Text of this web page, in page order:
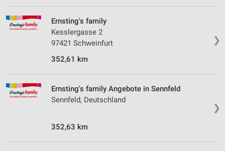
❯
Ernsting's family
Kesslergasse 2
97421 Schweinfurt
352,61 km
❯
Ernsting's family Angebote in Sennfeld
Sennfeld, Deutschland
352,63 km